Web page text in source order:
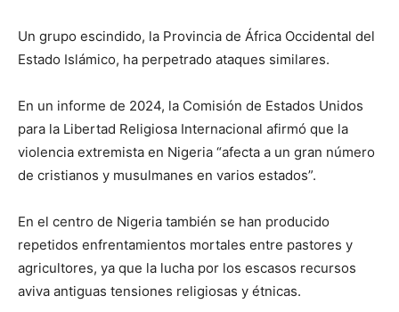
Un grupo escindido, la Provincia de África Occidental del
Estado Islámico, ha perpetrado ataques similares.
En un informe de 2024, la Comisión de Estados Unidos
para la Libertad Religiosa Internacional afirmó que la
violencia extremista en Nigeria “afecta a un gran número
de cristianos y musulmanes en varios estados”.
En el centro de Nigeria también se han producido
repetidos enfrentamientos mortales entre pastores y
agricultores, ya que la lucha por los escasos recursos
aviva antiguas tensiones religiosas y étnicas.